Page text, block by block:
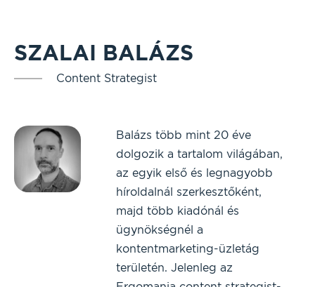
SZALAI BALÁZS
Content Strategist
Balázs több mint 20 éve
dolgozik a tartalom világában,
az egyik első és legnagyobb
híroldalnál szerkesztőként,
majd több kiadónál és
ügynökségnél a
kontentmarketing-üzletág
területén. Jelenleg az